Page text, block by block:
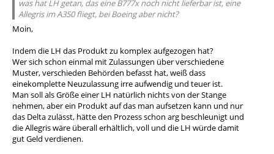
was hat LH getan, das eine B777x noch nicht lieferbar ist, eine
Allegris im A350 fliegt, bei Boeing aber nicht?
Moin,
Indem die LH das Produkt zu komplex aufgezogen hat?
Wer sich schon einmal mit Zulassungen über verschiedene
Muster, verschieden Behörden befasst hat, weiß dass
einekomplette Neuzulassung irre aufwendig und teuer ist.
Man soll als Größe einer LH natürlich nichts von der Stange
nehmen, aber ein Produkt auf das man aufsetzen kann und nur
das Delta zulässt, hätte den Prozess schon arg beschleunigt und
die Allegris wäre überall erhältlich, voll und die LH würde damit
gut Geld verdienen.